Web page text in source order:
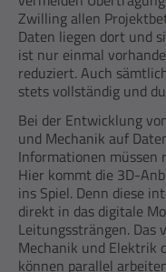
Zwilling allen
Daten liegen dort und
ist nur einmal
reduziert. Auch
stets vollständig und
Bei der Entwicklung
und Mechanik auf
Informationen müssen
Hier kommt die 3D-
ins Spiel. Denn diese
direkt in das digitale
Leitungssträngen. Das
Mechanik und Elektrik
können parallel